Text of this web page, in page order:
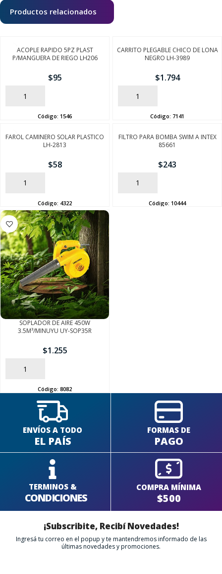
Productos relacionados
ACOPLE RAPIDO 5PZ PLAST
P/MANGUERA DE RIEGO LH206
$95
AÑADIR
Código: 1546
CARRITO PLEGABLE CHICO DE LONA
NEGRO LH-3989
$1.794
AÑADIR
Código: 7141
FAROL CAMINERO SOLAR PLASTICO
LH-2813
$58
AÑADIR
Código: 4322
FILTRO PARA BOMBA SWIM A INTEX
85661
$243
AÑADIR
Código: 10444
SOPLADOR DE AIRE 450W
3.5M³/MINUYU UY-SOP35R
$1.255
AÑADIR
Código: 8082
ENVÍOS A TODO
EL PAÍS
FORMAS DE
PAGO
TERMINOS &
CONDICIONES
COMPRA MÍNIMA
$500
¡Subscribite, Recibí Novedades!
Ingresá tu correo en el popup y te mantendremos informado de las
últimas novedades y promociones.
FINALIZÁ TU COMPRA